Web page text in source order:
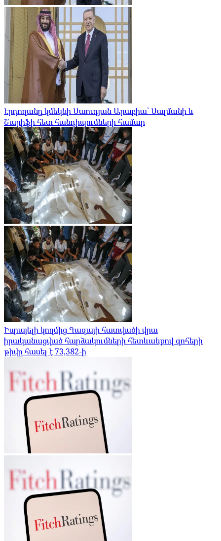
Էրդողանը կմեկնի Սաուդյան Արաբիա՝ Սալմանի և
Շարիֆի հետ հանդիպումների համար
Իսրայելի կողմից Գազայի հատվածի վրա
իրականացված հարձակումների հետևանքով զոհերի
թիվը հասել է 73,382-ի